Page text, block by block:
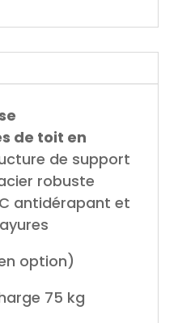
de toit en
de support
robuste
antidérapant et
option)
75 kg